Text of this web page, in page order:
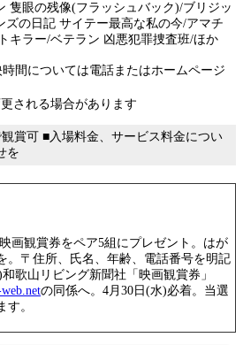
隻眼の残像(フラッシュバック)/ブリジッ
ズの日記 サイテー最高な私の今/アマチ
キラー/ベテラン 凶悪犯罪捜査班/ほか
間については電話またはホームページ
される場合があります
賞可 ■入場料金、サービス料金につい
を
画観賞券をペア5組にプレゼント。はが
。〒住所、氏名、年齢、電話番号を明記
歌山リビング新聞社「映画観賞券」
の同係へ。4月30日(水)必着。当選
す。